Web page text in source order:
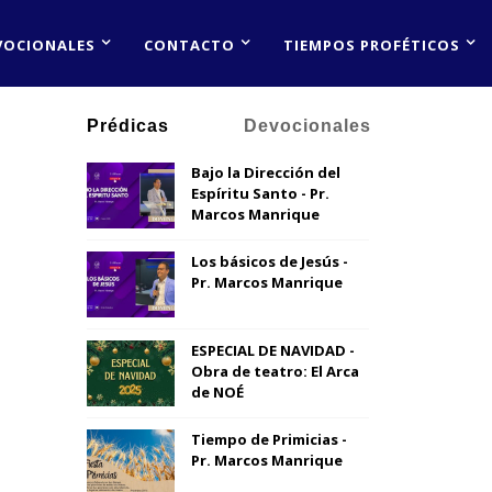
CONTACTO TIEMPOS PROFÉTICOS
Prédicas Devocionales
Bajo la Dirección del
Espíritu Santo - Pr.
Marcos Manrique
Los básicos de Jesús -
Pr. Marcos Manrique
ESPECIAL DE NAVIDAD -
Obra de teatro: El Arca
de NOÉ
Tiempo de Primicias -
Pr. Marcos Manrique